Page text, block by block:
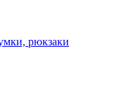
рюкзаки